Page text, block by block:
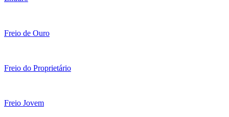
Freio de Ouro
Freio do Proprietário
Freio Jovem